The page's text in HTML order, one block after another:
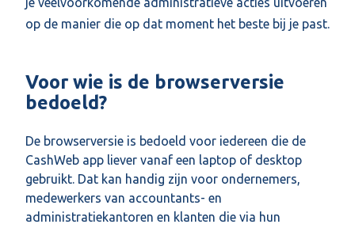
op de manier die op dat moment het beste bij je past.
Voor wie is de browserversie
bedoeld?
De browserversie is bedoeld voor iedereen die de
CashWeb app liever vanaf een laptop of desktop
gebruikt. Dat kan handig zijn voor ondernemers,
medewerkers van accountants- en
administratiekantoren en klanten die via hun